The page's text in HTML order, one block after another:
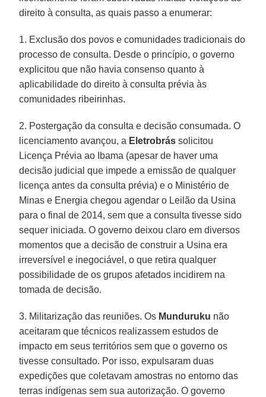
direito à consulta, as quais passo a enumerar:
1. Exclusão dos povos e comunidades tradicionais do
processo de consulta. Desde o princípio, o governo
explicitou que não havia consenso quanto à
aplicabilidade do direito à consulta prévia às
comunidades ribeirinhas.
2. Postergação da consulta e decisão consumada. O
licenciamento avançou, a Eletrobrás solicitou
Licença Prévia ao Ibama (apesar de haver uma
decisão judicial que impede a emissão de qualquer
licença antes da consulta prévia) e o Ministério de
Minas e Energia chegou agendar o Leilão da Usina
para o final de 2014, sem que a consulta tivesse sido
sequer iniciada. O governo deixou claro em diversos
momentos que a decisão de construir a Usina era
irreversível e inegociável, o que retira qualquer
possibilidade de os grupos afetados incidirem na
tomada de decisão.
3. Militarização das reuniões. Os Munduruku não
aceitaram que técnicos realizassem estudos de
impacto em seus territórios sem que o governo os
tivesse consultado. Por isso, expulsaram duas
expedições que coletavam amostras no entorno das
terras indígenas sem sua autorização. O governo